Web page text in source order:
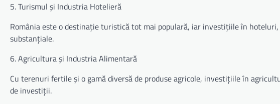
5. Turismul și Industria Hotelieră
România este o destinație turistică tot mai populară, iar investițiile în
substanțiale.
6. Agricultura și Industria Alimentară
Cu terenuri fertile și o gamă diversă de produse agricole, investițiile în
de investiții.